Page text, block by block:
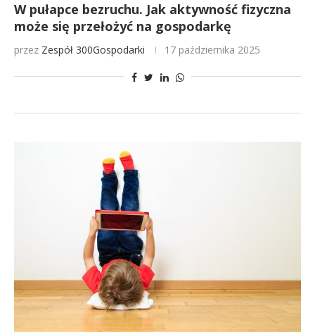
W pułapce bezruchu. Jak aktywność fizyczna
może się przełożyć na gospodarkę
przez Zespół 300Gospodarki 17 października 2025